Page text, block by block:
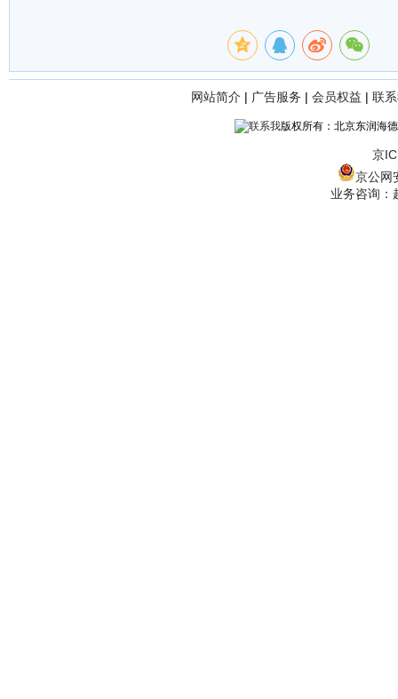
网站简介 | 广告服务 | 会员权益 | 联
版权所有：北京东润海
京
京公网
业务咨询：